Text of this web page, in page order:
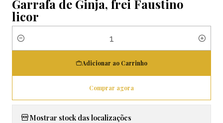
Garrafa de Ginja, frei Faustino
licor
Quantidade
Adicionar ao Carrinho
Comprar agora
Mostrar stock das localizações